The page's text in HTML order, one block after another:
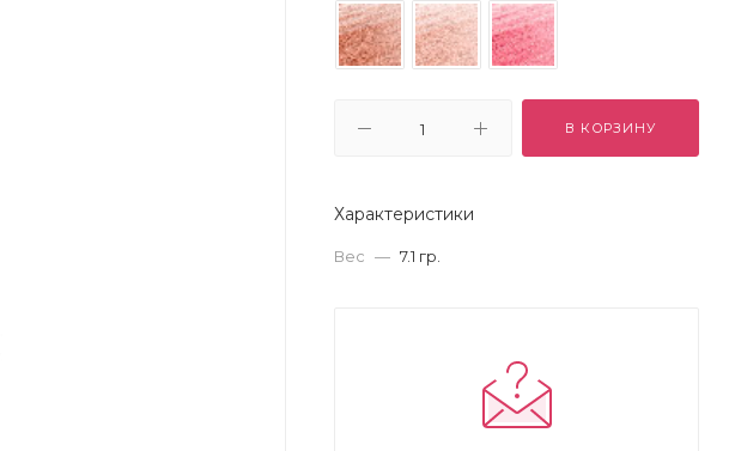
В КОРЗИНУ
Характеристики
Вес — 7.1 гр.